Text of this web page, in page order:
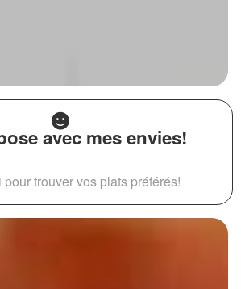
avec mes envies!
trouver vos plats préférés!